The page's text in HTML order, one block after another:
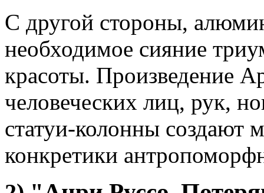
С другой стороны,
необходимое сияние
красоты. Произведение
человеческих лиц, рук,
статуи-колонны создают
конкретики